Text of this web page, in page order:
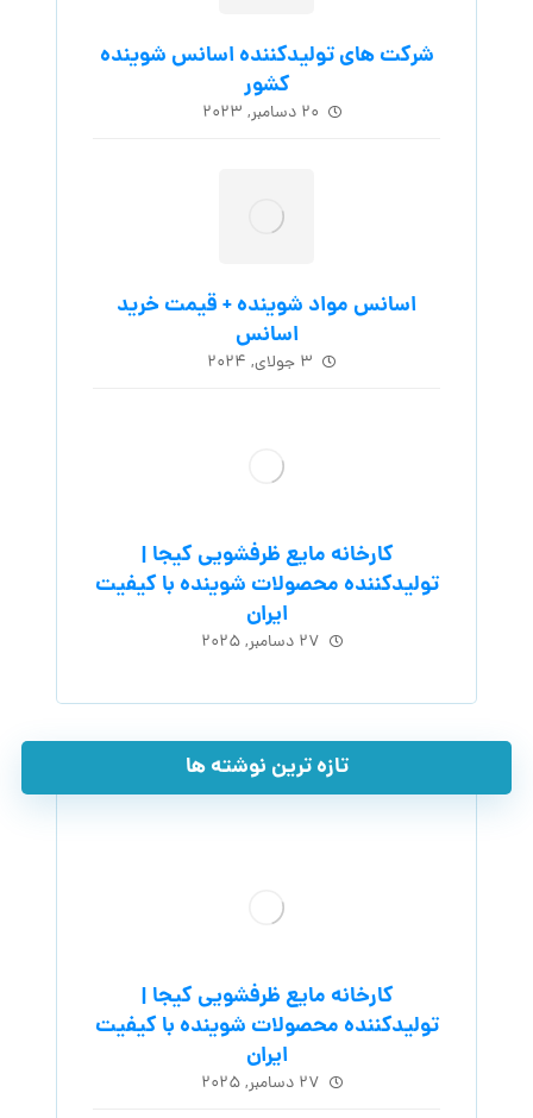
شرکت های تولیدکننده اسانس شوینده
کشور
۲۰ دسامبر, ۲۰۲۳
اسانس مواد شوینده + قیمت خرید
اسانس
۳ جولای, ۲۰۲۴
کارخانه مایع ظرفشویی کیجا |
تولیدکننده محصولات شوینده با کیفیت
ایران
۲۷ دسامبر, ۲۰۲۵
تازه ترین نوشته ها
کارخانه مایع ظرفشویی کیجا |
تولیدکننده محصولات شوینده با کیفیت
ایران
۲۷ دسامبر, ۲۰۲۵